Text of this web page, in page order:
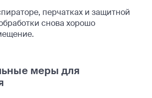
перчатках и защитной
снова хорошо
меры для